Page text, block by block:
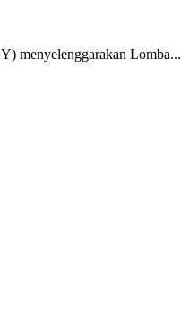
menyelenggarakan Lomba...